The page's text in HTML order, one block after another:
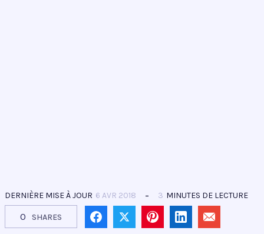
DERNIÈRE MISE À JOUR 6 AVR 2018 3 MINUTES DE LECTURE
0 SHARES